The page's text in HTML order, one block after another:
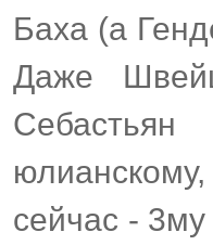
Баха (а
Даже
сейчас -